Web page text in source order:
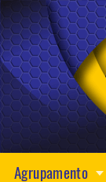
Agrupamento